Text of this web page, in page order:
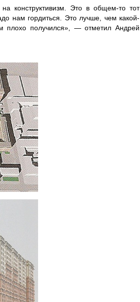
конструктивизм. Это в общем-то тот
нам гордиться. Это лучше, чем какой-
плохо получился», — отметил Андрей